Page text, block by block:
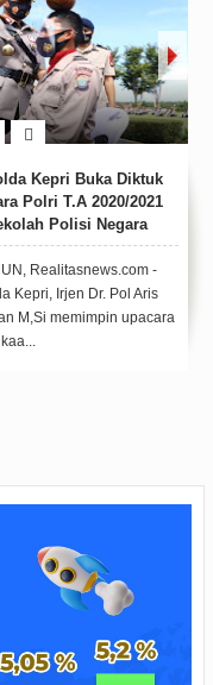
Kepri Buka Diktuk
Polri T.A 2020/2021
Polisi Negara
Kepri
Realitasnews.com -
Kepri, Irjen Dr. Pol Aris
M,Si memimpin upacara